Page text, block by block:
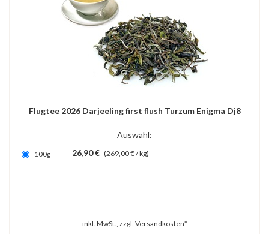
Flugtee 2026 Darjeeling first flush Turzum Enigma Dj8
Auswahl:
100g 26,90 € (269,00 € / kg)
inkl. MwSt., zzgl. Versandkosten*